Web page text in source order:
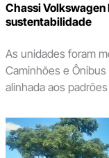
Chassi Volkswagen
sustentabilidade
As unidades foram
Caminhões e Ônibus
alinhada aos